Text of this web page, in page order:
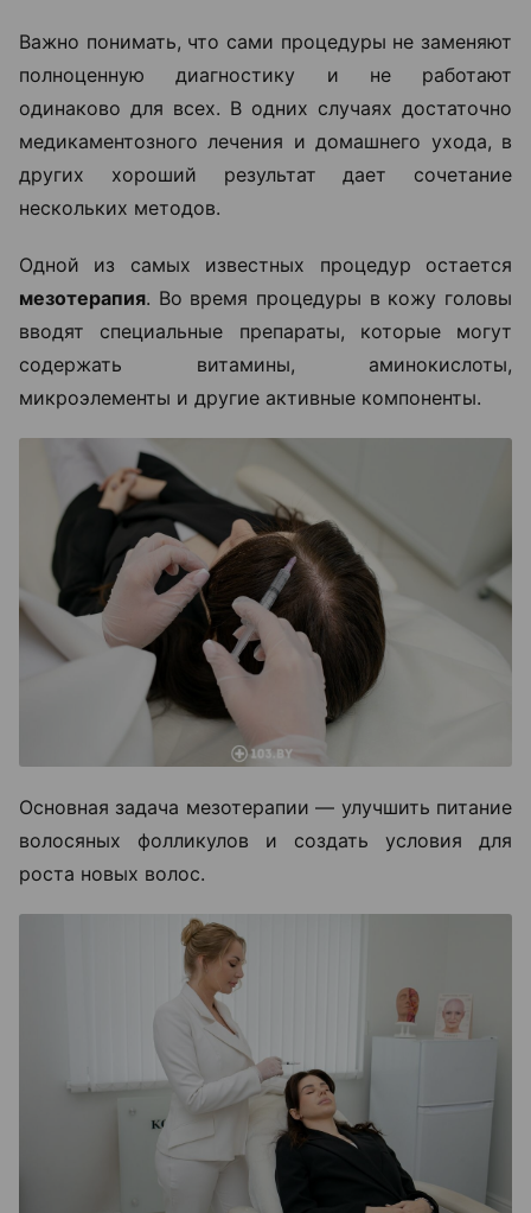
Важно понимать, что сами процедуры не заменяют
полноценную диагностику и не работают
одинаково для всех. В одних случаях достаточно
медикаментозного лечения и домашнего ухода, в
других хороший результат дает сочетание
нескольких методов.
Одной из самых известных процедур остается
мезотерапия. Во время процедуры в кожу головы
вводят специальные препараты, которые могут
содержать витамины, аминокислоты,
микроэлементы и другие активные компоненты.
Основная задача мезотерапии — улучшить питание
волосяных фолликулов и создать условия для
роста новых волос.